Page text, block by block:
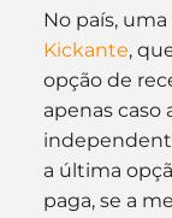
No país,
Kickante,
opção de
apenas caso
a última
paga, se a